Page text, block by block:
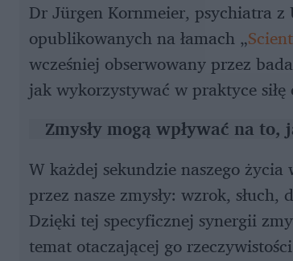
Dr Jürgen Kornmeier, psychiatra
opublikowanych na łamach „
wcześniej obserwowany przez
jak wykorzystywać w praktyce
Zmysły mogą wpływać na
W każdej sekundzie naszego
przez nasze zmysły: wzrok,
Dzięki tej specyficznej synergii
temat otaczającej go